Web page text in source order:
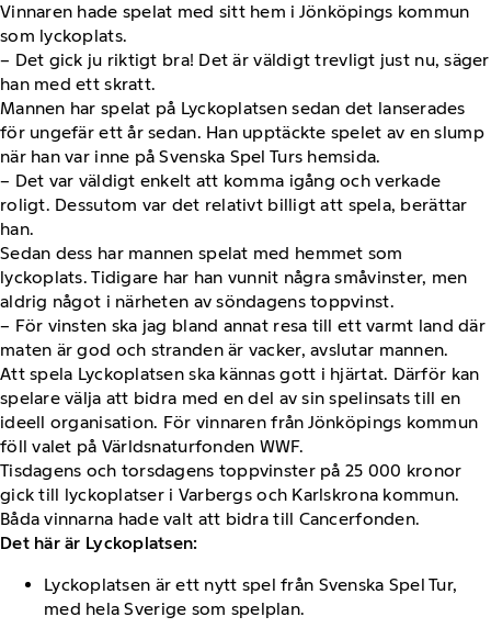
Vinnaren hade spelat med sitt hem i Jönköpings kommun
som lyckoplats.
– Det gick ju riktigt bra! Det är väldigt trevligt just nu, säger
han med ett skratt.
Mannen har spelat på Lyckoplatsen sedan det lanserades
för ungefär ett år sedan. Han upptäckte spelet av en slump
när han var inne på Svenska Spel Turs hemsida.
– Det var väldigt enkelt att komma igång och verkade
roligt. Dessutom var det relativt billigt att spela, berättar
han.
Sedan dess har mannen spelat med hemmet som
lyckoplats. Tidigare har han vunnit några småvinster, men
aldrig något i närheten av söndagens toppvinst.
– För vinsten ska jag bland annat resa till ett varmt land där
maten är god och stranden är vacker, avslutar mannen.
Att spela Lyckoplatsen ska kännas gott i hjärtat. Därför kan
spelare välja att bidra med en del av sin spelinsats till en
ideell organisation. För vinnaren från Jönköpings kommun
föll valet på Världsnaturfonden WWF.
Tisdagens och torsdagens toppvinster på 25 000 kronor
gick till lyckoplatser i Varbergs och Karlskrona kommun.
Båda vinnarna hade valt att bidra till Cancerfonden.
Det här är Lyckoplatsen:
Lyckoplatsen är ett nytt spel från Svenska Spel Tur,
med hela Sverige som spelplan.